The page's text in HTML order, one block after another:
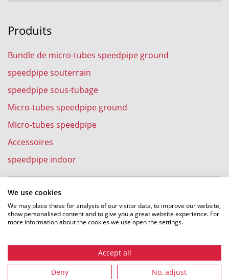
We use cookies
We may place these for analysis of our visitor data, to improve our website,
show personalised content and to give you a great website experience. For
more information about the cookies we use open the settings.
Accept all
Deny No, adjust
Produits
Bundle de micro-tubes speedpipe ground
speedpipe souterrain
speedpipe sous-tubage
Micro-tubes speedpipe ground
Micro-tubes speedpipe
Accessoires
speedpipe indoor
Expériences
soufflage
Enfouissement à la charrue au soc de faisceaux de
tubes speedpipe ground